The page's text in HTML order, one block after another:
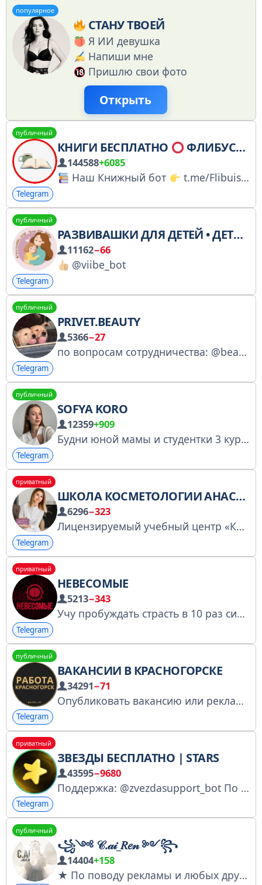
популярное
СТАНУ ТВОЕЙ
Я ИИ девушка
Напиши мне
Пришлю свои фото
Открыть
публичный
КНИГИ БЕСПЛАТНО ФЛИБУСТА АНГЛИЙСКИЙ
144588+6085
Наш Книжный бот t.me/Flibuistar_bot?start=1
Telegram
публичный
РАЗВИВАШКИ ДЛЯ ДЕТЕЙ • ДЕТСКИЕ РАЗВИВАШКИ
11162−66
@viibe_bot
Telegram
публичный
PRIVET.BEAUTY
5366−27
по вопросам сотрудничества: @beautytyt Найти меня в IG: https://instagram.com/privet.beauty Мои влоги на YouTube: https://clck.ru/36uGGb
Telegram
публичный
SOFYA KORO
12359+909
Будни юной мамы и студентки 3 курса медицинского
Telegram
приватный
ШКОЛА КОСМЕТОЛОГИИ АНАСТАСИИ СПИРИНОЙ
6296−323
Лицензируемый учебный центр «Косметик». Основатель и главный наставник – врач дерматолог-косметолог Анастасия Спирина.
Telegram
приватный
НЕВЕСОМЫЕ
5213−343
Учу пробуждать страсть в 10 раз сильнее Уникальные методики и пошаговые гайды соблазнения
Telegram
публичный
ВАКАНСИИ В КРАСНОГОРСКЕ
34291−71
Опубликовать вакансию или рекламу: @global_manager (Среднее время ответа 2 минуты)
Telegram
приватный
ЗВЕЗДЫ БЕСПЛАТНО | STARS
43595−9680
Поддержка: @zvezdasupport_bot По рекламе: @TheStarsKing Менеджеры: @starsmanagers
Telegram
публичный
꧁༺ 𝒞.𝒶𝒾_𝑅𝑒𝓃 ༻꧂
14404+158
★ По поводу рекламы и любых других вопросов пишите в лс либо анонку ★ Автор тгк: @mirikso Анонимные сообщения - http://t.me/anonaskbot?start=69w7t